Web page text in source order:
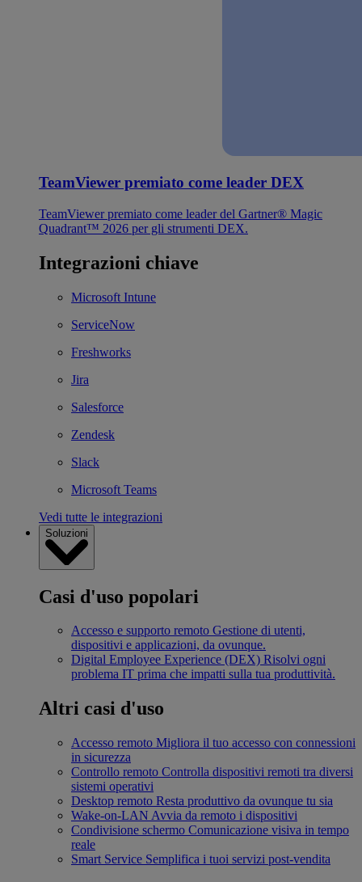
TeamViewer premiato come leader DEX
TeamViewer premiato come leader del Gartner® Magic
Quadrant™ 2026 per gli strumenti DEX.
Integrazioni chiave
Microsoft Intune
ServiceNow
Freshworks
Jira
Salesforce
Zendesk
Slack
Microsoft Teams
Vedi tutte le integrazioni
Soluzioni
Casi d'uso popolari
Accesso e supporto remoto Gestione di utenti,
dispositivi e applicazioni, da ovunque.
Digital Employee Experience (DEX) Risolvi ogni
problema IT prima che impatti sulla tua produttività.
Altri casi d'uso
Accesso remoto Migliora il tuo accesso con connessioni
in sicurezza
Controllo remoto Controlla dispositivi remoti tra diversi
sistemi operativi
Desktop remoto Resta produttivo da ovunque tu sia
Wake-on-LAN Avvia da remoto i dispositivi
Condivisione schermo Comunicazione visiva in tempo
reale
Smart Service Semplifica i tuoi servizi post-vendita